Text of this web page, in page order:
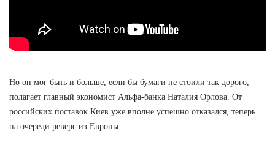
Но он мог быть и больше, если бы бумаги не стоили так дорого,
полагает главный экономист Альфа-банка Наталия Орлова. От
российских поставок Киев уже вполне успешно отказался, теперь
на очереди реверс из Европы.